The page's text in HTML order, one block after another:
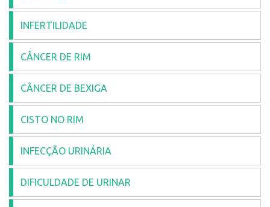
INFERTILIDADE
CÂNCER DE RIM
CÂNCER DE BEXIGA
CISTO NO RIM
INFECÇÃO URINÁRIA
DIFICULDADE DE URINAR